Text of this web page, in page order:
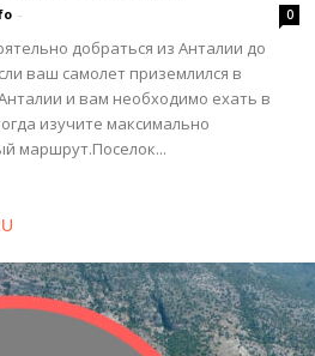
- 0
добраться из Анталии до
ваш самолет приземлился в
и вам необходимо ехать в
изучите максимально
маршрут.Поселок...